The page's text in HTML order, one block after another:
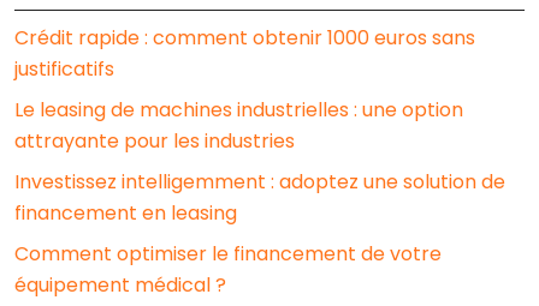
Crédit rapide : comment obtenir 1000 euros sans
justificatifs
Le leasing de machines industrielles : une option
attrayante pour les industries
Investissez intelligemment : adoptez une solution de
financement en leasing
Comment optimiser le financement de votre
équipement médical ?